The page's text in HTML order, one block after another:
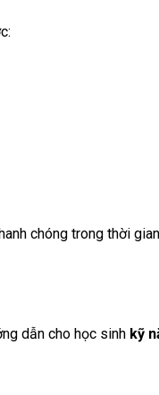
chóng trong thời
dẫn cho học sinh kỹ